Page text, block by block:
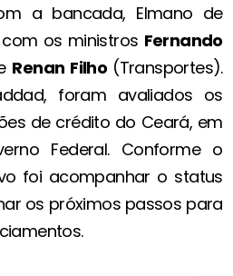
a bancada, Elmano de
os ministros Fernando
Renan Filho (Transportes).
foram avaliados os
de crédito do Ceará, em
Federal. Conforme o
foi acompanhar o status
os próximos passos para